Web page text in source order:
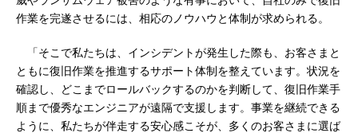
作業を完遂させるには、相応のノウハウと体制が求められる。
「そこで私たちは、インシデントが発生した際も、お客さまと
ともに復旧作業を推進するサポート体制を整えています。状況を
確認し、どこまでロールバックするのかを判断して、復旧作業手
順まで優秀なエンジニアが遠隔で支援します。事業を継続できる
ように、私たちが伴走する安心感こそが、多くのお客さまに選ば